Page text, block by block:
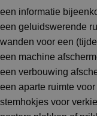
een informatie
een geluidswerende
wanden voor een
een machine
een verbouwing
een aparte ruimte
stemhokjes voor